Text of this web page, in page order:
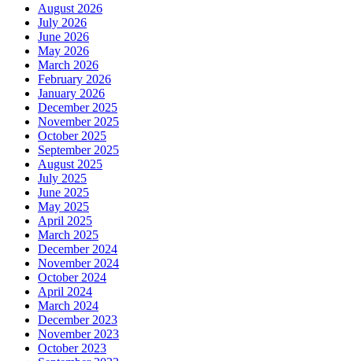
August 2026
July 2026
June 2026
May 2026
March 2026
February 2026
January 2026
December 2025
November 2025
October 2025
September 2025
August 2025
July 2025
June 2025
May 2025
April 2025
March 2025
December 2024
November 2024
October 2024
April 2024
March 2024
December 2023
November 2023
October 2023